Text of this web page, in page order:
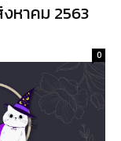
หาคม 2563
0